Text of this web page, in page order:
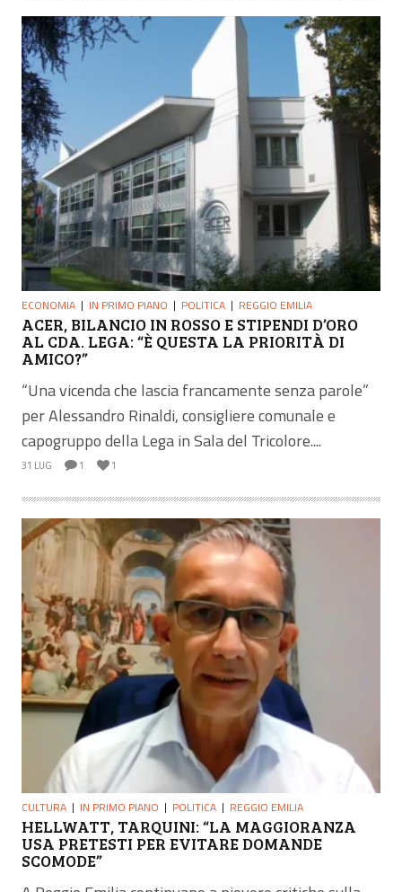
ECONOMIA IN PRIMO PIANO POLITICA REGGIO EMILIA
ACER, BILANCIO IN ROSSO E STIPENDI D’ORO
AL CDA. LEGA: “È QUESTA LA PRIORITÀ DI
AMICO?”
“Una vicenda che lascia francamente senza parole”
per Alessandro Rinaldi, consigliere comunale e
capogruppo della Lega in Sala del Tricolore....
31 LUG 1 1
CULTURA IN PRIMO PIANO POLITICA REGGIO EMILIA
HELLWATT, TARQUINI: “LA MAGGIORANZA
USA PRETESTI PER EVITARE DOMANDE
SCOMODE”